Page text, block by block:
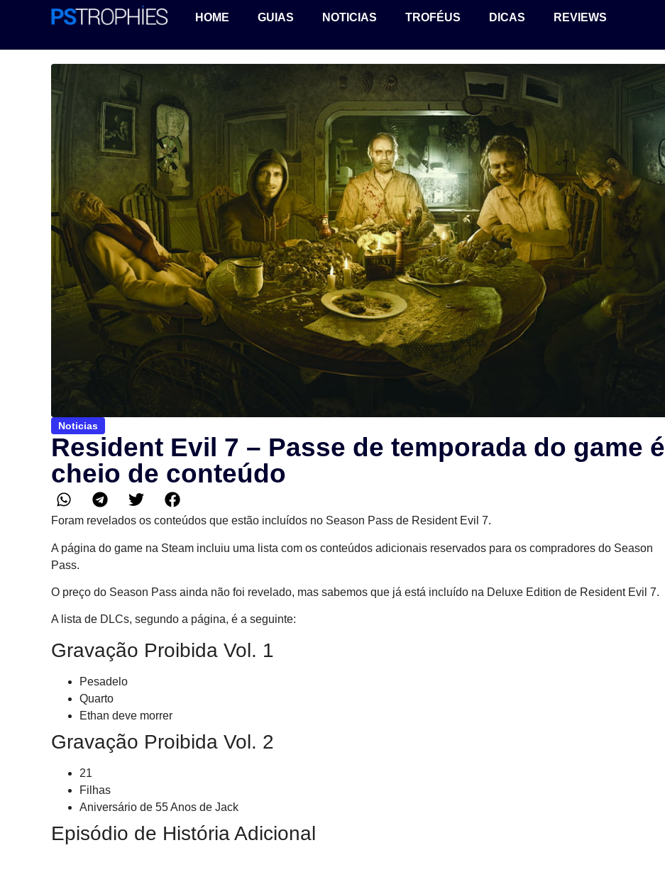
HOME GUIAS NOTICIAS TROFÉUS DICAS REVIEWS
Noticias
Resident Evil 7 – Passe de temporada do game é
cheio de conteúdo
Foram revelados os conteúdos que estão incluídos no Season Pass de Resident Evil 7.
A página do game na Steam incluiu uma lista com os conteúdos adicionais reservados para os compradores do Season
Pass.
O preço do Season Pass ainda não foi revelado, mas sabemos que já está incluído na Deluxe Edition de Resident Evil 7.
A lista de DLCs, segundo a página, é a seguinte:
Gravação Proibida Vol. 1
Pesadelo
Quarto
Ethan deve morrer
Gravação Proibida Vol. 2
21
Filhas
Aniversário de 55 Anos de Jack
Episódio de História Adicional